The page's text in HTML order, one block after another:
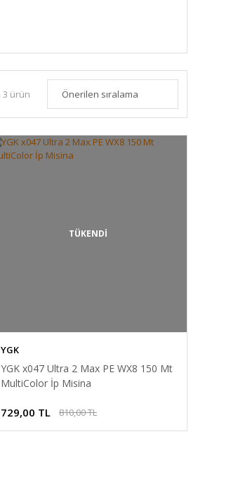
3 ürün
TÜKENDİ
YGK
YGK x047 Ultra 2 Max PE WX8 150 Mt
MultiColor İp Misina
729,00 TL 810,00 TL